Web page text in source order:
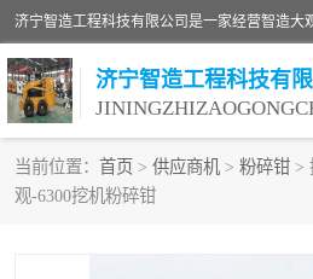
济宁智造工程科技有
当前位置： 首页 > 供应商机 > 粉碎钳 >
观-6300挖机粉碎钳
振动夯